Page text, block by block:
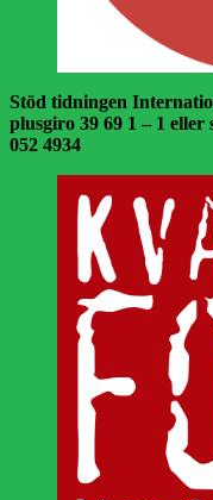
Stöd tidningen
plusgiro 39 69 1 – 1
052 4934